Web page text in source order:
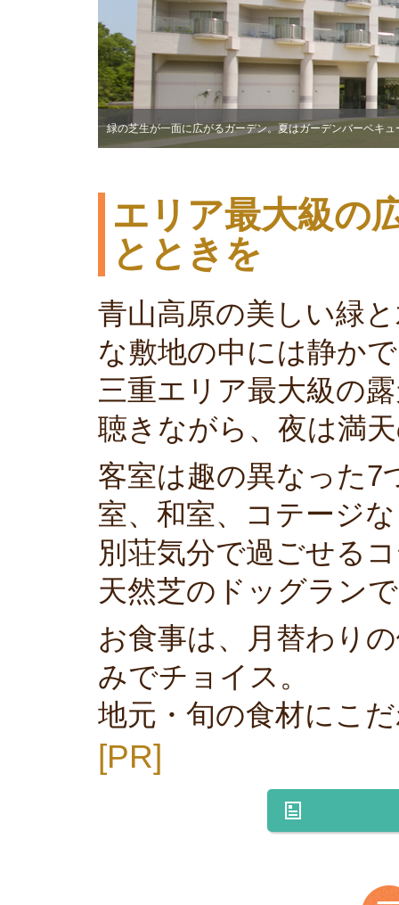
緑の芝生が一面に広がるガーデン。夏はガーデンバーベキュ
エリア最大級の
とときを
青山高原の美しい緑
な敷地の中には静か
三重エリア最大級の
聴きながら、夜は満
客室は趣の異なった7
室、和室、コテージ
別荘気分で過ごせる
天然芝のドッグラン
お食事は、月替わり
みでチョイス。
地元・旬の食材にこ
[PR]